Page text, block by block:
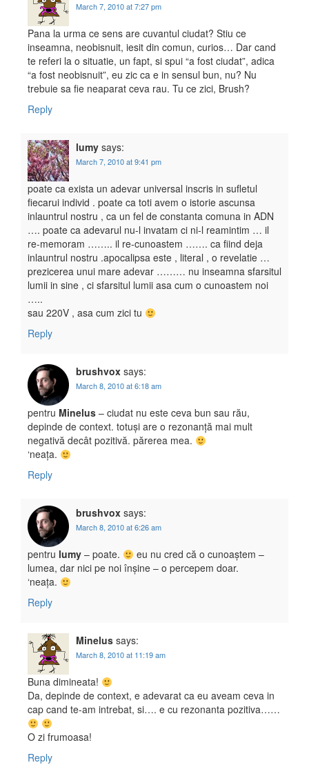
March 7, 2010 at 7:27 pm
Pana la urma ce sens are cuvantul ciudat? Stiu ce
inseamna, neobisnuit, iesit din comun, curios… Dar cand
te referi la o situatie, un fapt, si spui “a fost ciudat”, adica
“a fost neobisnuit”, eu zic ca e in sensul bun, nu? Nu
trebuie sa fie neaparat ceva rau. Tu ce zici, Brush?
Reply
lumy says:
March 7, 2010 at 9:41 pm
poate ca exista un adevar universal inscris in sufletul
fiecarui individ . poate ca toti avem o istorie ascunsa
inlauntrul nostru , ca un fel de constanta comuna in ADN
…. poate ca adevarul nu-l invatam ci ni-l reamintim … il
re-memoram …….. il re-cunoastem ……. ca fiind deja
inlauntrul nostru .apocalipsa este , literal , o revelatie …
prezicerea unui mare adevar ……… nu inseamna sfarsitul
lumii in sine , ci sfarsitul lumii asa cum o cunoastem noi
…..
sau 220V , asa cum zici tu
Reply
brushvox says:
March 8, 2010 at 6:18 am
pentru Minelus – ciudat nu este ceva bun sau rău,
depinde de context. totuși are o rezonanță mai mult
negativă decât pozitivă. părerea mea.
‘neața.
Reply
brushvox says:
March 8, 2010 at 6:26 am
pentru lumy – poate.
eu nu cred că o cunoaștem –
lumea, dar nici pe noi înșine – o percepem doar.
‘neața.
Reply
Minelus says:
March 8, 2010 at 11:19 am
Buna dimineata!
Da, depinde de context, e adevarat ca eu aveam ceva in
cap cand te-am intrebat, si…. e cu rezonanta pozitiva……
O zi frumoasa!
Reply